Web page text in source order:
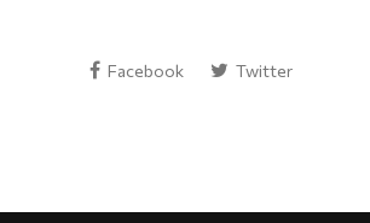
Facebook Twitter